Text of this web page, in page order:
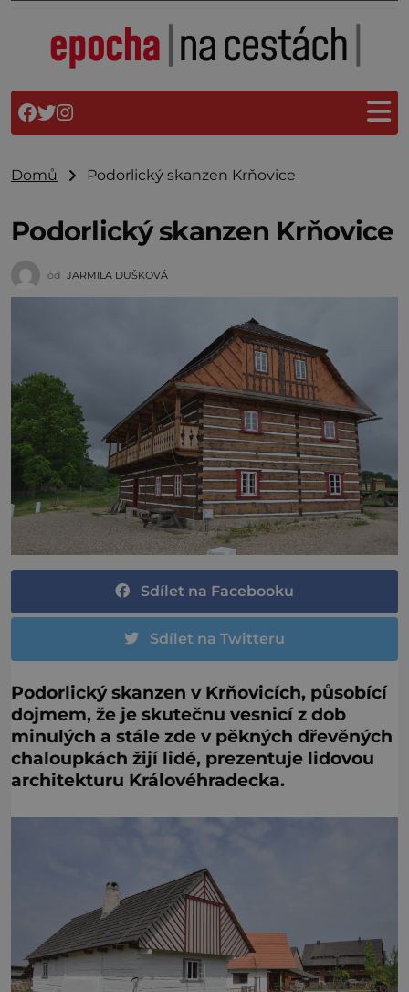
Domů Podorlický skanzen Krňovice
Podorlický skanzen Krňovice
od JARMILA DUŠKOVÁ
Sdílet na Facebooku
Sdílet na Twitteru
Podorlický skanzen v Krňovicích, působící
dojmem, že je skutečnu vesnicí z dob
minulých a stále zde v pěkných dřevěných
chaloupkách žijí lidé, prezentuje lidovou
architekturu Královéhradecka.